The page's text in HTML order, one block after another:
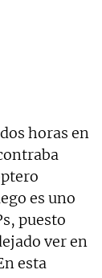
horas en
es uno
puesto
ver en
esta